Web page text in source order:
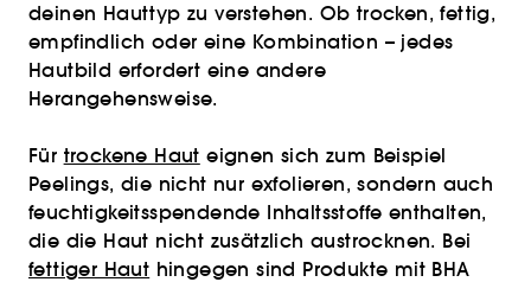
deinen Hauttyp zu verstehen. Ob trocken, fettig,
empfindlich oder eine Kombination – jedes
Hautbild erfordert eine andere
Herangehensweise.
Für trockene Haut eignen sich zum Beispiel
Peelings, die nicht nur exfolieren, sondern auch
feuchtigkeitsspendende Inhaltsstoffe enthalten,
die die Haut nicht zusätzlich austrocknen. Bei
fettiger Haut hingegen sind Produkte mit BHA